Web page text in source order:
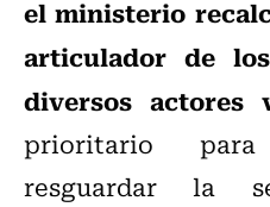
el ministerio
articulador de
diversos actores
prioritario
resguardar la